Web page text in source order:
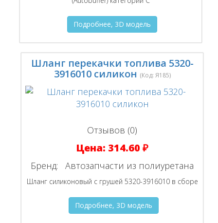
Подробнее, 3D модель
Шланг перекачки топлива 5320-
3916010 силикон (Код: Я185)
Отзывов (0)
Цена: 314.60 ₽
Бренд: Автозапчасти из полиуретана
Шланг силиконовый с грушей 5320-3916010 в сборе
Подробнее, 3D модель